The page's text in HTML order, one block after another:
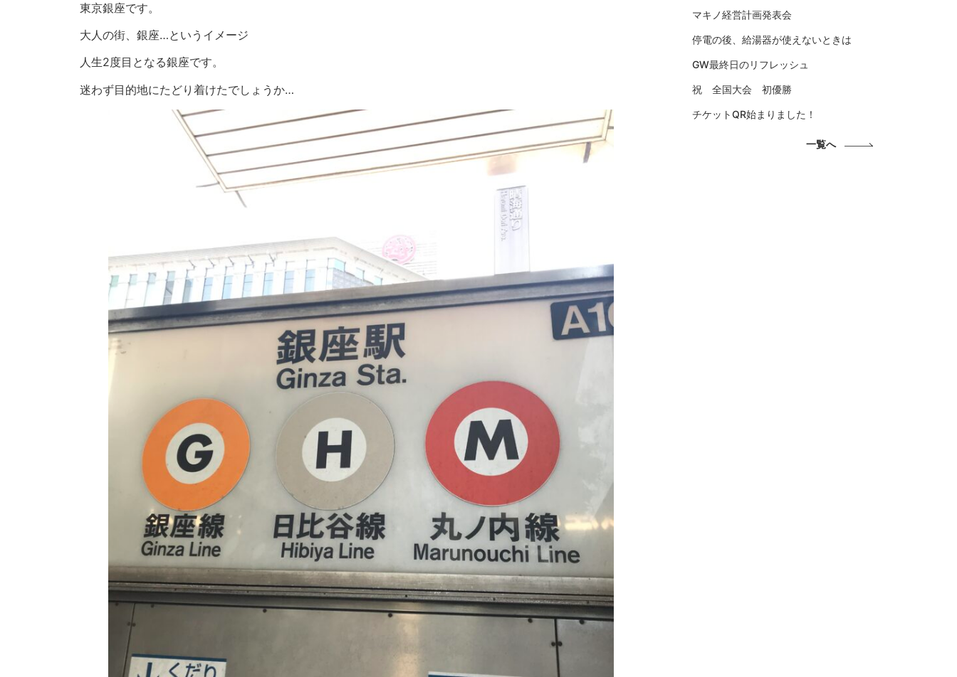
東京銀座です。
大人の街、銀座…というイメージ
人生2度目となる銀座です。
迷わず目的地にたどり着けたでしょうか…
マキノ経営計画発表会
停電の後、給湯器が使えないときは
GW最終日のリフレッシュ
祝 全国大会 初優勝
チケットQR始まりました！
一覧へ